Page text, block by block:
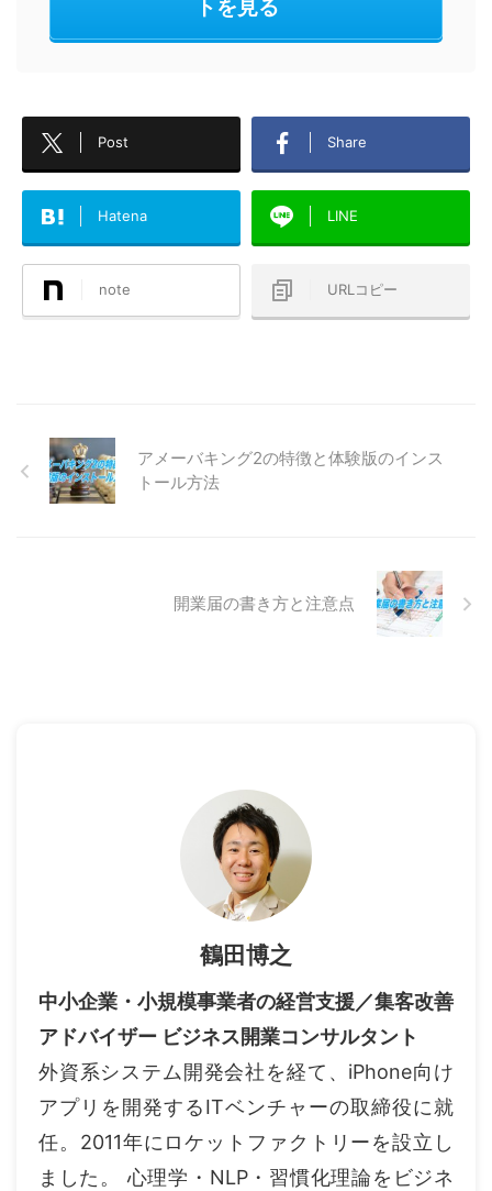
トを見る
Post Share
Hatena LINE
note URLコピー
アメーバキング2の特徴と体験版のインス
トール方法
開業届の書き方と注意点
鶴田博之
中小企業・小規模事業者の経営支援／集客改善
アドバイザー ビジネス開業コンサルタント
外資系システム開発会社を経て、iPhone向け
アプリを開発するITベンチャーの取締役に就
任。2011年にロケットファクトリーを設立し
ました。 心理学・NLP・習慣化理論をビジネ